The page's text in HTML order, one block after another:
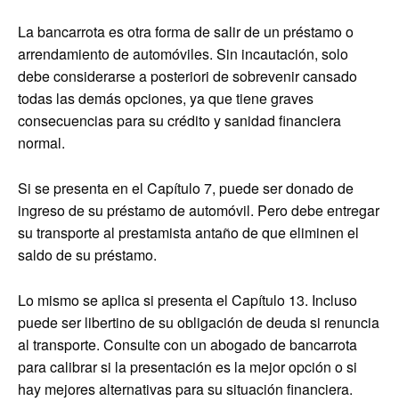
La bancarrota es otra forma de salir de un préstamo o
arrendamiento de automóviles. Sin incautación, solo
debe considerarse a posteriori de sobrevenir cansado
todas las demás opciones, ya que tiene graves
consecuencias para su crédito y sanidad financiera
normal.
Si se presenta en el Capítulo 7, puede ser donado de
ingreso de su préstamo de automóvil. Pero debe entregar
su transporte al prestamista antaño de que eliminen el
saldo de su préstamo.
Lo mismo se aplica si presenta el Capítulo 13. Incluso
puede ser libertino de su obligación de deuda si renuncia
al transporte. Consulte con un abogado de bancarrota
para calibrar si la presentación es la mejor opción o si
hay mejores alternativas para su situación financiera.